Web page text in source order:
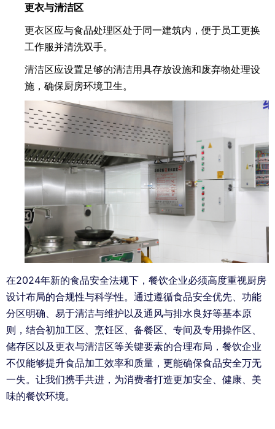
更衣与清洁区
更衣区应与食品处理区处于同一建筑内，便于员工更换
工作服并清洗双手。
清洁区应设置足够的清洁用具存放设施和废弃物处理设
施，确保厨房环境卫生。
在2024年新的食品安全法规下，餐饮企业必须高度重视厨房
设计布局的合规性与科学性。通过遵循食品安全优先、功能
分区明确、易于清洁与维护以及通风与排水良好等基本原
则，结合初加工区、烹饪区、备餐区、专间及专用操作区、
储存区以及更衣与清洁区等关键要素的合理布局，餐饮企业
不仅能够提升食品加工效率和质量，更能确保食品安全万无
一失。让我们携手共进，为消费者打造更加安全、健康、美
味的餐饮环境。